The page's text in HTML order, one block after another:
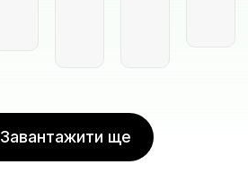
Завантажити ще